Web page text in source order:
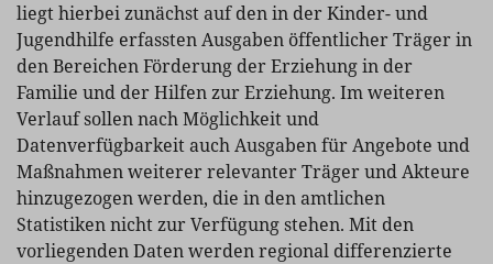
liegt hierbei zunächst auf den in der Kinder- und
Jugendhilfe erfassten Ausgaben öffentlicher Träger in
den Bereichen Förderung der Erziehung in der
Familie und der Hilfen zur Erziehung. Im weiteren
Verlauf sollen nach Möglichkeit und
Datenverfügbarkeit auchAusgaben für Angebote und
Maßnahmen weiterer relevanter Träger und Akteure
hinzugezogen werden, die in den amtlichen
Statistiken nicht zur Verfügung stehen. Mit den
vorliegenden Daten werden regional differenzierte